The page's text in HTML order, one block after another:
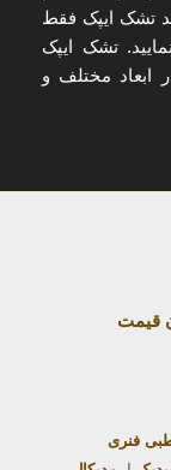
تشک ایپک فقط
تشک ایپک
مختلف و
قیمت
فنری